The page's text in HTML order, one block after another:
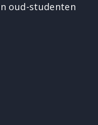
oud-studenten